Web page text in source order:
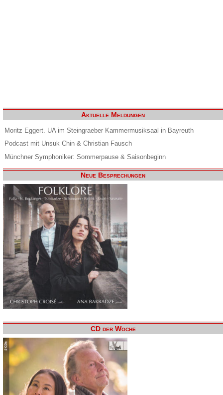
Aktuelle Meldungen
Moritz Eggert. UA im Steingraeber Kammermusiksaal in Bayreuth
Podcast mit Unsuk Chin & Christian Fausch
Münchner Symphoniker: Sommerpause & Saisonbeginn
Neue Besprechungen
CD der Woche